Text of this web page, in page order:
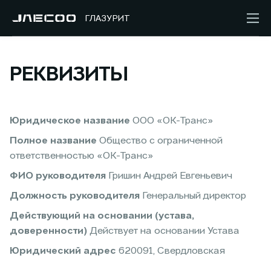
ГЛАЗУРИТ
РЕКВИЗИТЫ
Юридическое название ООО «ОК-Транс»
Полное название Общество с ограниченной
ответственностью «ОК-Транс»
ФИО руководителя Гришин Андрей Евгеньевич
Должность руководителя Генеральный директор
Действующий на основании (устава,
доверенности) Действует на основании Устава
Юридический адрес 620091, Свердловская